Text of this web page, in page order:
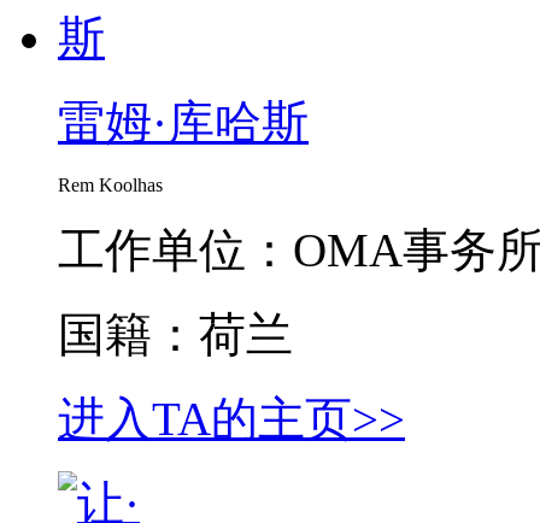
雷姆·库哈斯
Rem Koolhas
工作单位：OMA事务
国籍：荷兰
进入TA的主页>>